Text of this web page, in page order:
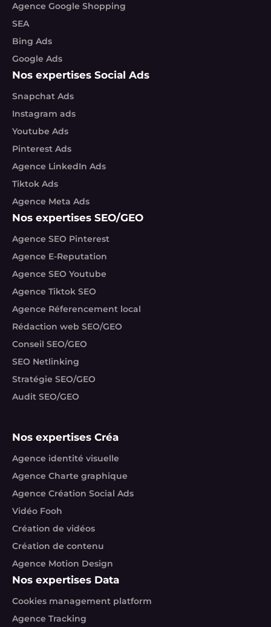
Agence Google Shopping
SEA
Bing Ads
Google Ads
Nos expertises Social Ads
Snapchat Ads
Instagram ads
Youtube Ads
Pinterest Ads
Agence LinkedIn Ads
Tiktok Ads
Agence Meta Ads
Nos expertises SEO/GEO
Agence SEO Pinterest
Agence E-Reputation
Agence SEO Youtube
Agence Tiktok SEO
Agence Réferencement local
Rédaction web SEO/GEO
Conseil SEO/GEO
SEO Netlinking
Stratégie SEO/GEO
Audit SEO/GEO
Nos expertises Créa
Agence identité visuelle
Agence Charte graphique
Agence Création Social Ads
Vidéo Fooh
Création de vidéos
Création de contenu
Agence Motion Design
Nos expertises Data
Cookies management platform
Agence Tracking